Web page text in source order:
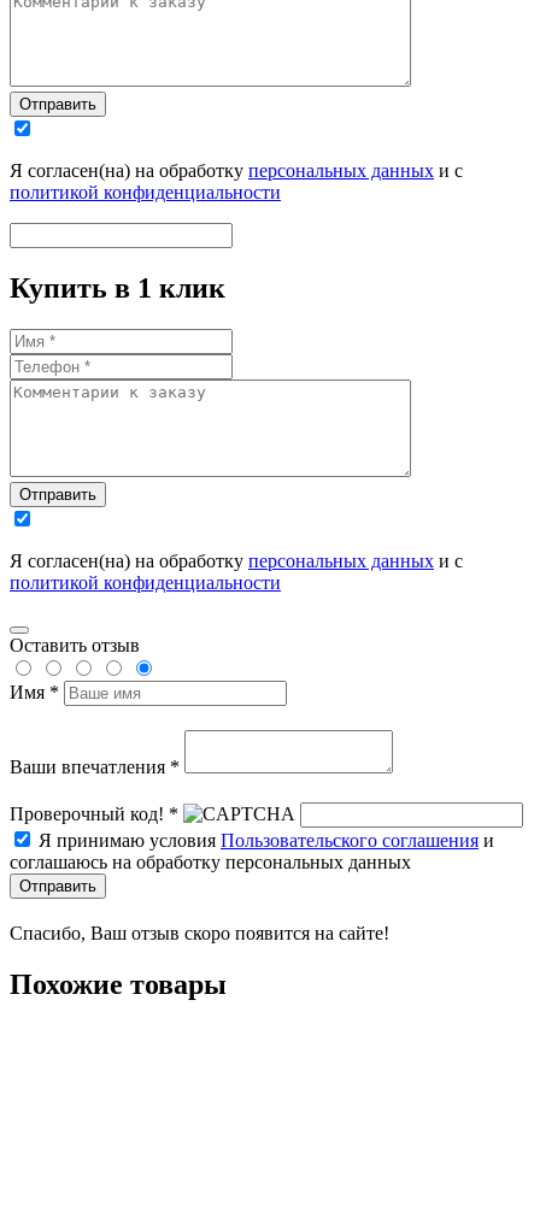
Отправить
Я согласен(на) на обработку персональных данных и с
политикой конфиденциальности
Купить в 1 клик
Отправить
Я согласен(на) на обработку персональных данных и с
политикой конфиденциальности
Оставить отзыв
Имя *
Ваши впечатления *
Проверочный код! *
Я принимаю условия Пользовательского соглашения и
соглашаюсь на обработку персональных данных
Отправить
Спасибо, Ваш отзыв скоро появится на сайте!
Похожие товары